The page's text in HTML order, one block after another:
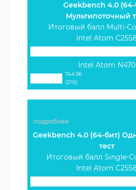
Geekbench 4.0 (64-
Мультипоточный
Итоговый балл Multi-
Intel Atom
Intel Atom N470
744.96
(21%)
подробнее
Geekbench 4.0 (64-бит)
тест
Итоговый балл Single-
Intel Atom